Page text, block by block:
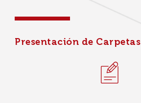
Presentación de Carpetas